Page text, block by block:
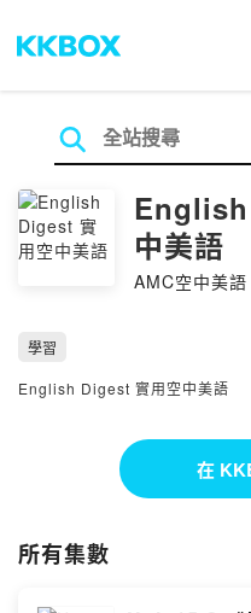
中美語
AMC空中美語
學習
English Digest 實用空中美語
在
所有集數